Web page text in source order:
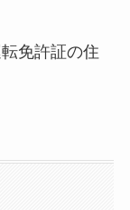
免許証の住